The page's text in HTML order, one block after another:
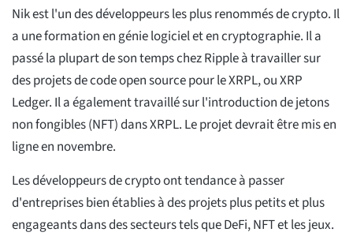
Nik est l'un des développeurs les plus renommés de crypto. Il
a une formation en génie logiciel et en cryptographie. Il a
passé la plupart de son temps chez Ripple à travailler sur
des projets de code open source pour le XRPL, ou XRP
Ledger. Il a également travaillé sur l'introduction de jetons
non fongibles (NFT) dans XRPL. Le projet devrait être mis en
ligne en novembre.
Les développeurs de crypto ont tendance à passer
d'entreprises bien établies à des projets plus petits et plus
engageants dans des secteurs tels que DeFi, NFT et les jeux.